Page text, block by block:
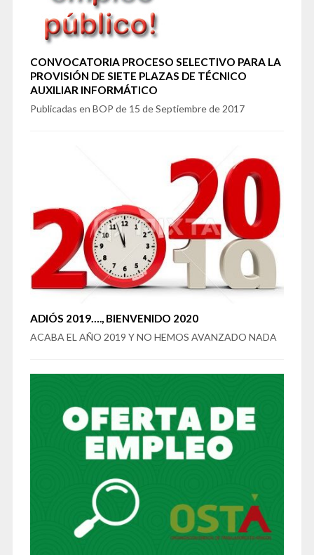
CONVOCATORIA PROCESO SELECTIVO PARA LA
PROVISIÓN DE SIETE PLAZAS DE TÉCNICO
AUXILIAR INFORMÁTICO
Publicadas en BOP de 15 de Septiembre de 2017
ADIÓS 2019…., BIENVENIDO 2020
ACABA EL AÑO 2019 Y NO HEMOS AVANZADO NADA